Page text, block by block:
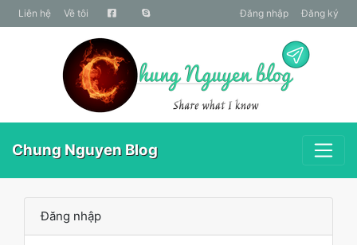
liên hệ Về tôi Đăng nhập Đăng ký
Chung Nguyen Blog
Đăng nhập